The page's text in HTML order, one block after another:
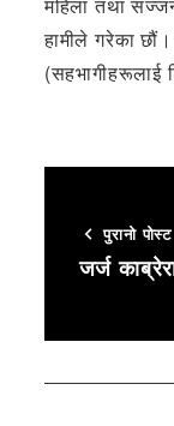
हामीले गरेका
(सहभागीहरूलाई
पुरानो पोस्ट
जर्ज